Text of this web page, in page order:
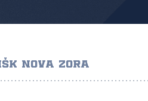
NOVA ZORA